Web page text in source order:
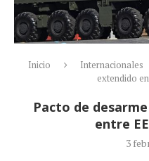
Inicio Internacionales
extendido
Pacto de
entre
3